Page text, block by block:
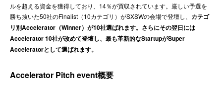
ルを超える資金を獲得しており、14％が買収されています。厳しい予選を
勝ち抜いた50社のFinalist（10カテゴリ）がSXSWの会場で登壇し、 カテゴ
リ別Accelerator（Winner）が10社選ばれます。さらにその翌日には
Accelerator 10社が改めて登壇し、最も革新的なStartupがSuper
Acceleratorとして選ばれます。
Accelerator Pitch event概要